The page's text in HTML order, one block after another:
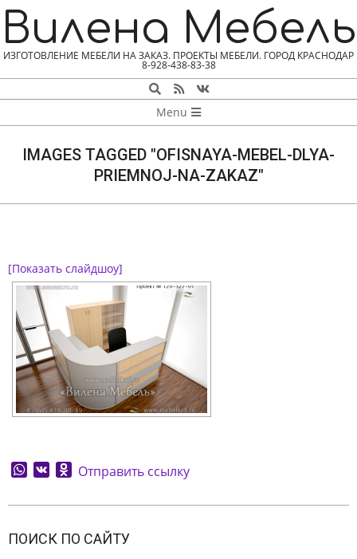
Skip
to
content
Вилена Мебель
ИЗГОТОВЛЕНИЕ МЕБЕЛИ НА ЗАКАЗ. ПРОЕКТЫ МЕБЕЛИ. ГОРОД КРАСНОДАР
8-928-438-83-38
Search
MENU
Menu
IMAGES TAGGED "OFISNAYA-MEBEL-DLYA-
PRIEMNOJ-NA-ZAKAZ"
[Показать слайдшоу]
WhatsApp
VK Odnoklassniki
Отправить ссылку
08-
06
ПОИСК ПО САЙТУ